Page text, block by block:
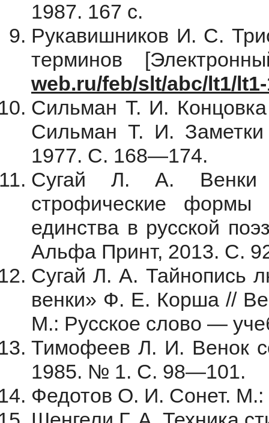
1987. 167 с.
Рукавишников И. С.
терминов
web.ru/feb/slt/abc/lt1/
Сильман Т. И. Концовка
Сильман Т. И.
1977. С. 168—174.
Сугай Л. А. Венки
строфические формы
единства в русской
Альфа Принт, 2013. С.
Сугай Л. А. Тайнопись
венки» Ф. Е. Корша //
М.: Русское слово —
Тимофеев Л. И. Венок
1985. № 1. С. 98—101.
Федотов О. И. Сонет. М.: